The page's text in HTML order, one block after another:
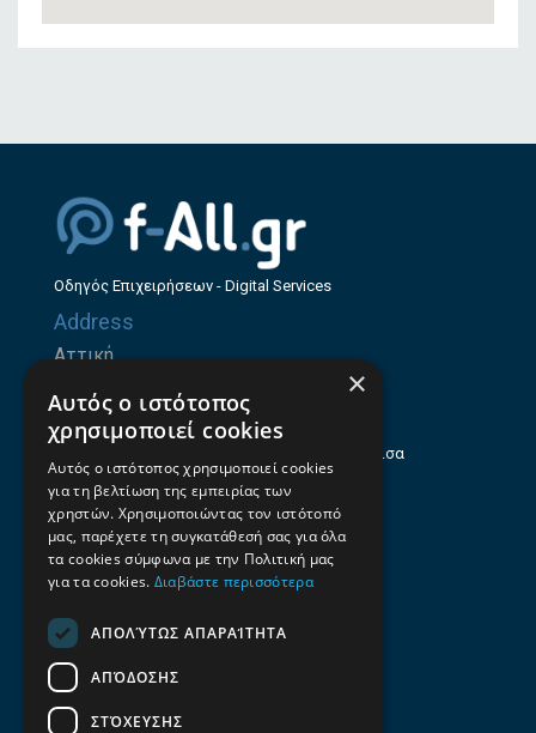
Οδηγός Επιχειρήσεων - Digital Services
Address
Αττική
Θεσσαλία
Ηρώων Πολυτεχνείου 214 (1ος Όροφος), Λάρισα
Επαγγελματικός οδηγός Λάρισας
Emails
Contacts
+30 2106100088
+30 2410533884
×
Αυτός ο ιστότοπος
χρησιμοποιεί cookies
Αυτός ο ιστότοπος χρησιμοποιεί cookies
για τη βελτίωση της εμπειρίας των
χρηστών. Χρησιμοποιώντας τον ιστότοπό
μας, παρέχετε τη συγκατάθεσή σας για όλα
τα cookies σύμφωνα με την Πολιτική μας
για τα cookies. Διαβάστε περισσότερα
ΑΠΟΛΎΤΩΣ ΑΠΑΡΑΊΤΗΤΑ
ΑΠΌΔΟΣΗΣ
ΣΤΌΧΕΥΣΗΣ